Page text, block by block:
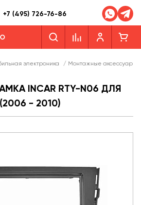
+7 (495) 726-76-86
электроника / Монтажные аксессуары
INCAR RTY-N06 ДЛЯ
- 2010)